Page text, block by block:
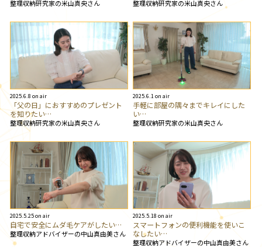
整理収納研究家の米山真央さん 整理収納研究家の米山真央さん
2025.6.8 on air
「父の日」におすすめのプレゼント
を知りたい…
整理収納研究家の米山真央さん
2025.6.1 on air
手軽に部屋の隅々までキレイにした
い…
整理収納研究家の米山真央さん
2025.5.25 on air
自宅で安全にムダ毛ケアがしたい…
整理収納アドバイザーの中山真由美さん
2025.5.18 on air
スマートフォンの便利機能を使いこ
なしたい…
整理収納アドバイザーの中山真由美さん